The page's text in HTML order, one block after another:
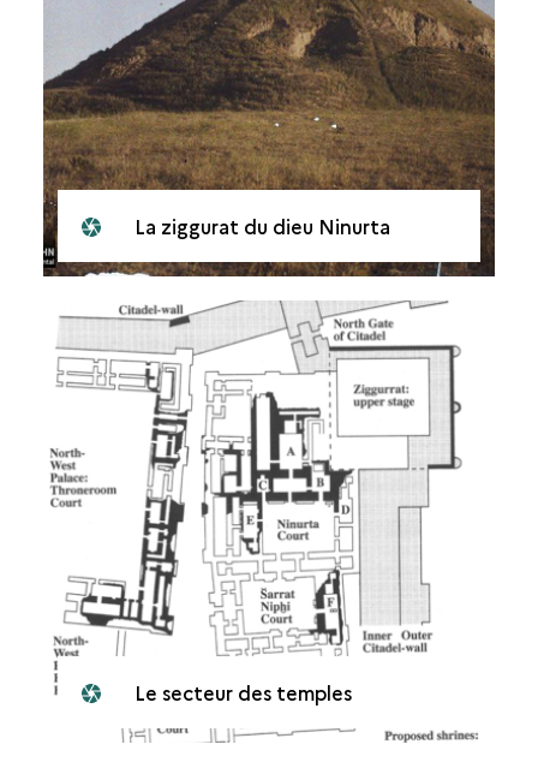
La ziggurat du dieu Ninurta
Le secteur des temples